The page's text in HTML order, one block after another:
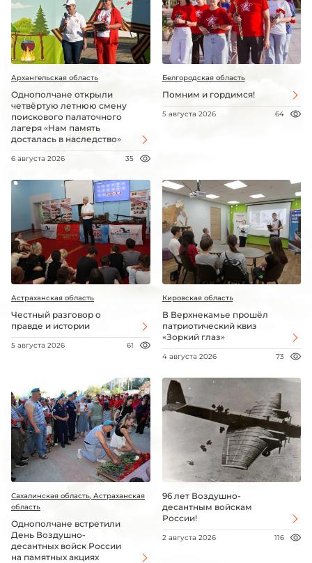
Архангельская область
Однополчане открыли
четвёртую летнюю смену
поискового палаточного
лагеря «Нам память
досталась в наследство»
6 августа 2026 35
Белгородская область
Помним и гордимся!
5 августа 2026 64
Астраханская область
Честный разговор о
правде и истории
5 августа 2026 61
Кировская область
В Верхнекамье прошёл
патриотический квиз
«Зоркий глаз»
4 августа 2026 73
Сахалинская область, Астраханская
область
Однополчане встретили
День Воздушно-
десантных войск России
на памятных акциях
96 лет Воздушно-
десантным войскам
России!
2 августа 2026 116